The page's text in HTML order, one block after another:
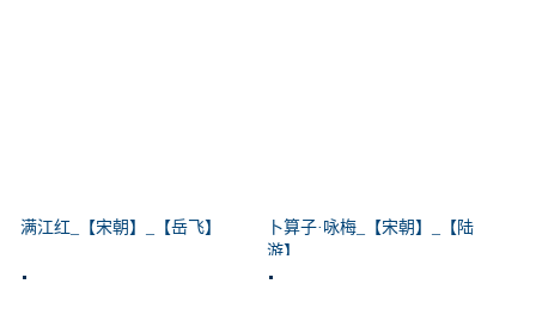
满江红_【宋朝】_【岳飞】
卜算子·咏梅_【宋朝】_【陆
游】